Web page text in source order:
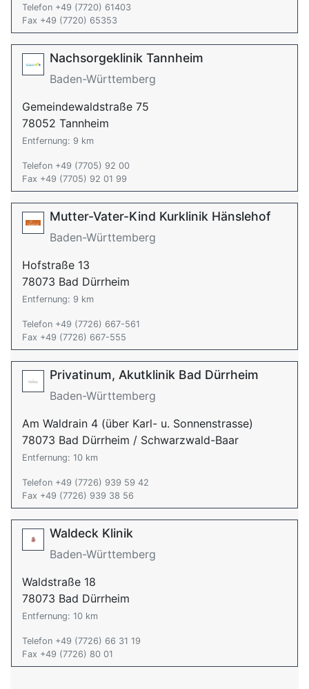
Telefon +49 (7720) 61403
Fax +49 (7720) 65353
Nachsorgeklinik Tannheim
Baden-Württemberg
Gemeindewaldstraße 75
78052 Tannheim
Entfernung: 9 km
Telefon +49 (7705) 92 00
Fax +49 (7705) 92 01 99
Mutter-Vater-Kind Kurklinik Hänslehof
Baden-Württemberg
Hofstraße 13
78073 Bad Dürrheim
Entfernung: 9 km
Telefon +49 (7726) 667-561
Fax +49 (7726) 667-555
Privatinum, Akutklinik Bad Dürrheim
Baden-Württemberg
Am Waldrain 4 (über Karl- u. Sonnenstrasse)
78073 Bad Dürrheim / Schwarzwald-Baar
Entfernung: 10 km
Telefon +49 (7726) 939 59 42
Fax +49 (7726) 939 38 56
Waldeck Klinik
Baden-Württemberg
Waldstraße 18
78073 Bad Dürrheim
Entfernung: 10 km
Telefon +49 (7726) 66 31 19
Fax +49 (7726) 80 01